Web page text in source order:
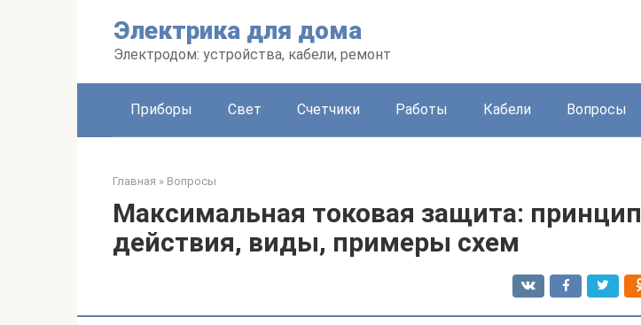
Электрика для дома
Электродом: устройства, кабели, ремонт
Приборы Свет Счетчики Работы Кабели Вопросы
Главная » Вопросы
Максимальная токовая защита: принцип
действия, виды, примеры схем